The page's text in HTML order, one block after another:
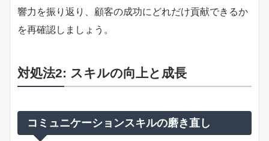
響力を振り返り、顧客の成功にどれだけ貢献できるか
を再確認しましょう。
対処法2: スキルの向上と成長
コミュニケーションスキルの磨き直し